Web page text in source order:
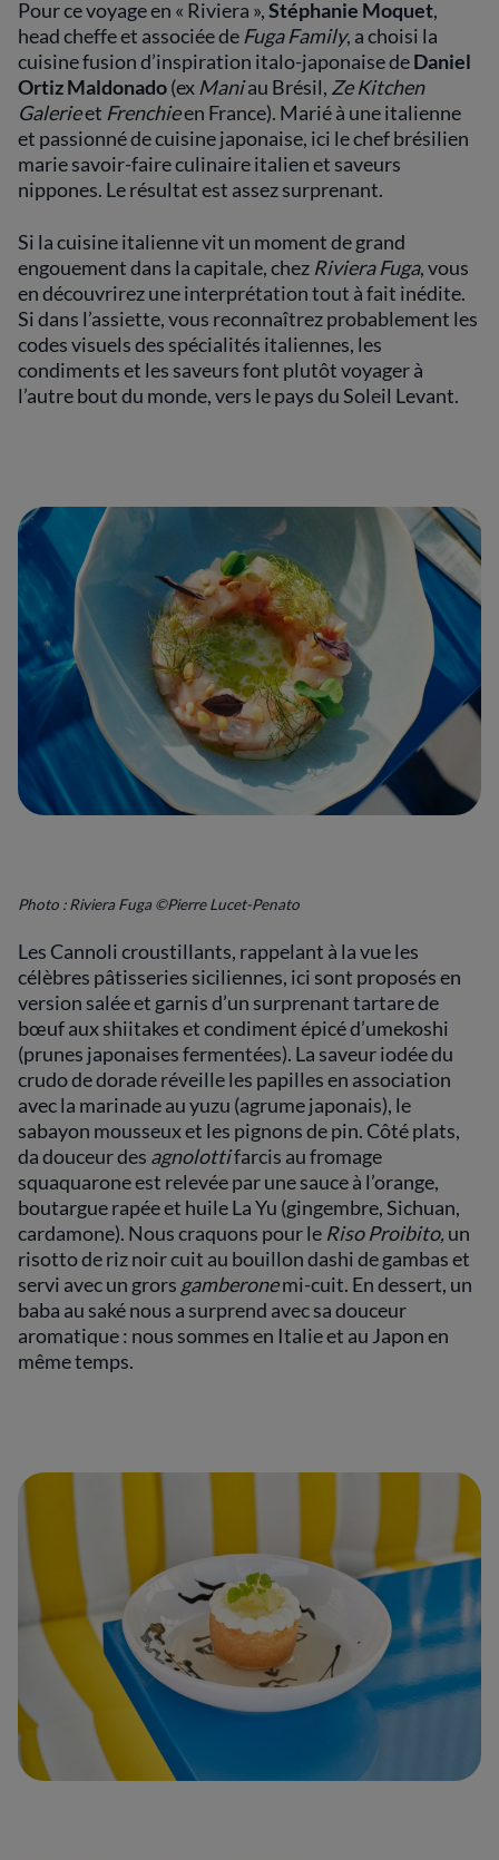
Pour ce voyage en « Riviera »,Stéphanie Moquet,
head cheffe et associée de Fuga Family, a choisi la
cuisine fusion d’inspiration italo-japonaise deDaniel
Ortiz Maldonado(ex Maniau Brésil, Ze Kitchen
Galerieet Frenchieen France). Marié à une italienne
et passionné de cuisine japonaise, ici le chef brésilien
marie savoir-faire culinaire italien et saveurs
nippones. Le résultat est assez surprenant.
Si la cuisine italienne vit un moment de grand
engouement dans la capitale, chez Riviera Fuga, vous
en découvrirez une interprétation tout à fait inédite.
Si dans l’assiette, vous reconnaîtrez probablement les
codes visuels des spécialités italiennes, les
condiments et les saveurs font plutôt voyager à
l’autre bout du monde, vers le pays du Soleil Levant.
Photo : Riviera Fuga ©Pierre Lucet-Penato
Les Cannoli croustillants, rappelant à la vue les
célèbres pâtisseries siciliennes, ici sont proposés en
version salée et garnis d’un surprenant tartare de
bœuf aux shiitakes et condiment épicé d’umekoshi
(prunes japonaises fermentées). La saveur iodée du
crudo de dorade réveille les papilles en association
avec la marinade au yuzu (agrume japonais), le
sabayon mousseux et les pignons de pin. Côté plats,
da douceur des agnolottifarcis au fromage
squaquarone est relevée par une sauce à l’orange,
boutargue rapée et huile La Yu (gingembre, Sichuan,
cardamone). Nous craquons pour le Riso Proibito,un
risotto de riz noir cuit au bouillon dashi de gambas et
servi avec un grors gamberonemi-cuit. En dessert, un
baba au saké nous a surprend avec sa douceur
aromatique : nous sommes en Italie et au Japon en
même temps.